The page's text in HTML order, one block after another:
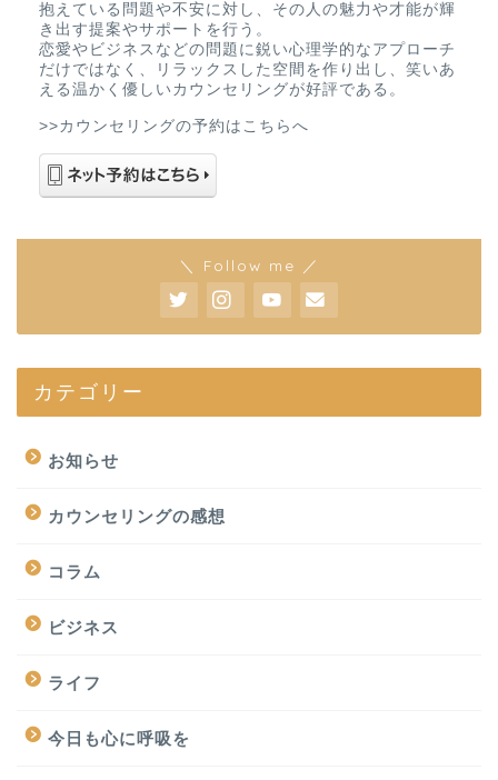
抱えている問題や不安に対し、その人の魅力や才能が輝
き出す提案やサポートを行う。
恋愛やビジネスなどの問題に鋭い心理学的なアプローチ
だけではなく、リラックスした空間を作り出し、笑いあ
える温かく優しいカウンセリングが好評である。
>>カウンセリングの予約はこちらへ
＼ Follow me ／
カテゴリー
お知らせ
カウンセリングの感想
コラム
ビジネス
ライフ
今日も心に呼吸を